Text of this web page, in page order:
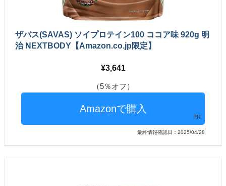
ザバス(SAVAS) ソイプロテイン100 ココア味 920g 明
治 NEXTBODY【Amazon.co.jp限定】
3,641
（5％オフ）
PR
最終情報確認日：2025/04/28